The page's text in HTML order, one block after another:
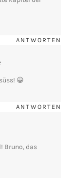
ANTWORTEN
😀
ANTWORTEN
Bruno, das